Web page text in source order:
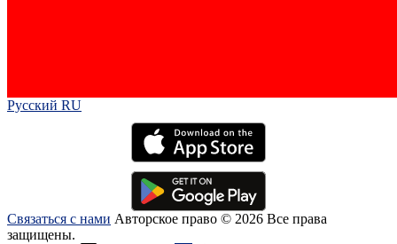
Русский RU‎
Связаться с нами Авторское право © 2026 Все права
защищены.